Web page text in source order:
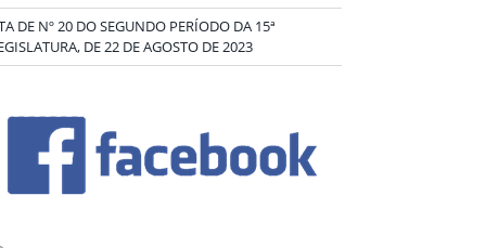
DE Nº 20 DO SEGUNDO PERÍODO DA 15ª
DE 22 DE AGOSTO DE 2023